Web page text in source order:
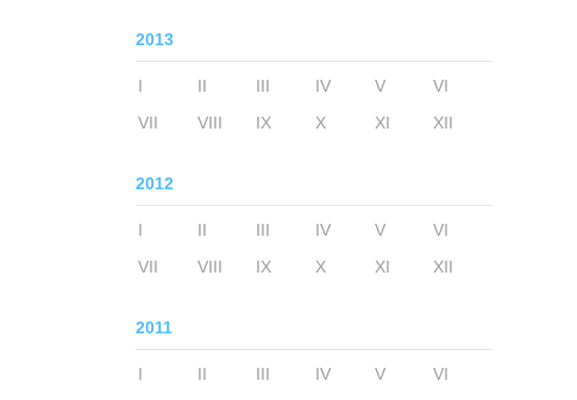
2013
I II III IV V
VI
VII
VIII IX X XI XII
2012
I II III IV V
VI
VII
VIII IX X XI XII
2011
I II III IV V
VI